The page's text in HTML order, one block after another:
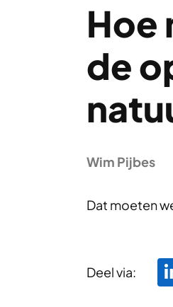
Hoe
de
Wim Pijbes
Dat moeten
Deel via: